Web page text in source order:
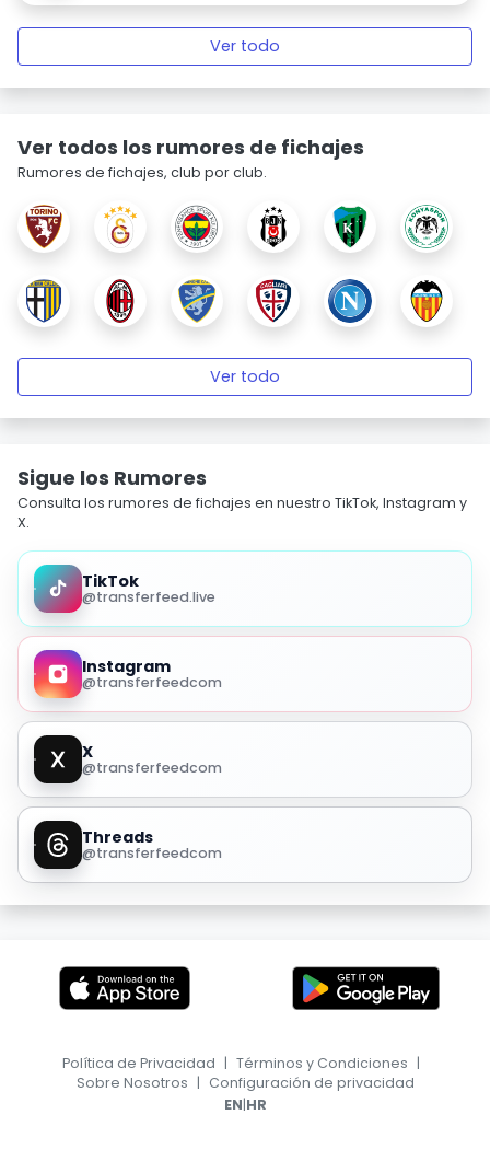
Ver todo
Ver todos los rumores de fichajes
Rumores de fichajes, club por club.
Ver todo
Sigue los Rumores
Consulta los rumores de fichajes en nuestro TikTok, Instagram y
X.
TikTok
@transferfeed.live
Instagram
@transferfeedcom
X
@transferfeedcom
Threads
@transferfeedcom
Política de Privacidad | Términos y Condiciones |
Sobre Nosotros | Configuración de privacidad
EN|HR